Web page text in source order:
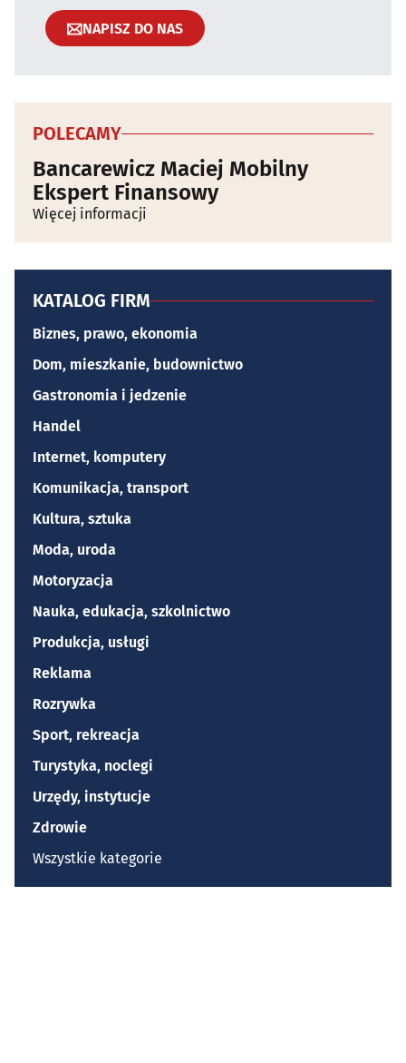
NAPISZ DO NAS
POLECAMY
Bancarewicz Maciej Mobilny
Ekspert Finansowy
Więcej informacji
KATALOG FIRM
Biznes, prawo, ekonomia
Dom, mieszkanie, budownictwo
Gastronomia i jedzenie
Handel
Internet, komputery
Komunikacja, transport
Kultura, sztuka
Moda, uroda
Motoryzacja
Nauka, edukacja, szkolnictwo
Produkcja, usługi
Reklama
Rozrywka
Sport, rekreacja
Turystyka, noclegi
Urzędy, instytucje
Zdrowie
Wszystkie kategorie